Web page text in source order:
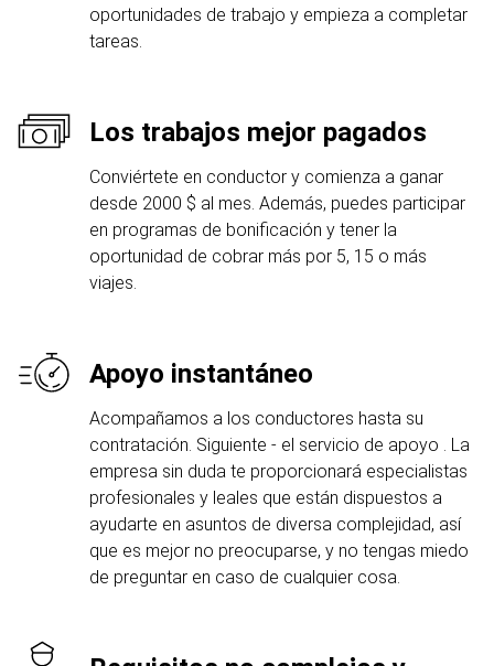
oportunidades de trabajo y empieza a completar
tareas.
Los trabajos mejor pagados
Conviértete en conductor y comienza a ganar
desde 2000 $ al mes. Además, puedes participar
en programas de bonificación y tener la
oportunidad de cobrar más por 5, 15 o más
viajes.
Apoyo instantáneo
Acompañamos a los conductores hasta su
contratación. Siguiente - el servicio de apoyo . La
empresa sin duda te proporcionará especialistas
profesionales y leales que están dispuestos a
ayudarte en asuntos de diversa complejidad, así
que es mejor no preocuparse, y no tengas miedo
de preguntar en caso de cualquier cosa.